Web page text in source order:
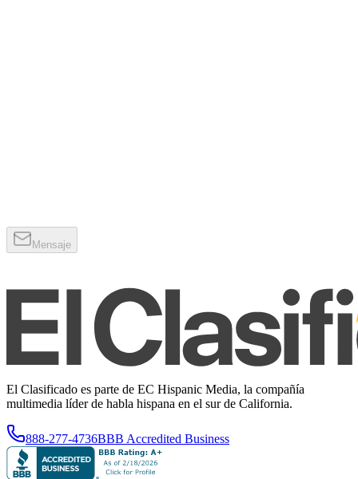
Mensaje
El Clasificado es parte de EC Hispanic Media, la compañía
multimedia líder de habla hispana en el sur de California.
888-277-4736BBB Accredited Business